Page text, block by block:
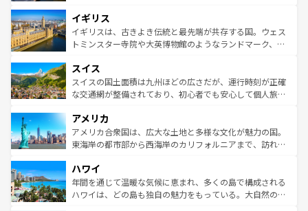
いる。シャンパンの発祥地であるランス、プロヴァンスの
香り高いラベンダー畑など、多彩な楽しみ方が可能だ。さ
らに、パリ以外の地域にも魅力が溢れており、どの街角に
れる地方に足を運ぶとそれぞれで全く異なる文化を体験で
きるだろう。 なお、新着のフランス情報はコンテンツ一覧
を参照してほしい。
顔を持つこの国は、どこを歩いても飽きることがない。ベ
ルリンの文化的活気、バイエルン州のアルプスの絶景、そ
してライン川沿いのワイン畑といった風景は必見。ビール
は、お酒好きな人にはぜひ体験してほしい。 なお、新着の
ドイツ情報はコンテンツ一覧を参照してほしい。
イギリス
イギリスは、古きよき伝統と最先端が共存する国。ウェス
トミンスター寺院や大英博物館のようなランドマーク、歴
リアごとに異なる魅力がある。また、優雅なアフタヌーン
ティー、ビール好きにはたまらない英国パブ、サッカー観
戦など、本場だからこそできる体験も豊富。イギリスを旅
ンツ一覧を参照してほしい。
スイス
スイスの国土面積は九州ほどの広さだが、運行時刻が正確
な交通網が整備されており、初心者でも安心して個人旅行
の建物がそのまま残る町や、スイスならではのユニークな
博物館もあり、アルプス観光だけでなく町歩きも満喫する
ことができる。国民の所得が高いため物価も高いが、旅行
ば市内交通費無料で観光を楽しむこともできる。 なお、新
着のスイス情報はコンテンツ一覧 を参照してほしい。
アメリカ
アメリカ合衆国は、広大な土地と多様な文化が魅力の国。
東海岸の都市部から西海岸のカリフォルニアまで、訪れる
のような巨大都市は、観光、ショッピング、エンターテイ
ンメントが詰まった刺激的なスポットだ。一方、アメリカ
西部には大自然が広がり、グランドキャニオンやイエロー
ハワイ
年間を通じて温暖な気候に恵まれ、多くの島で構成される
ハワイは、どの島も独自の魅力をもっている。大自然の神